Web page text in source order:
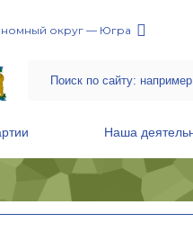
округ — Югра
Наша